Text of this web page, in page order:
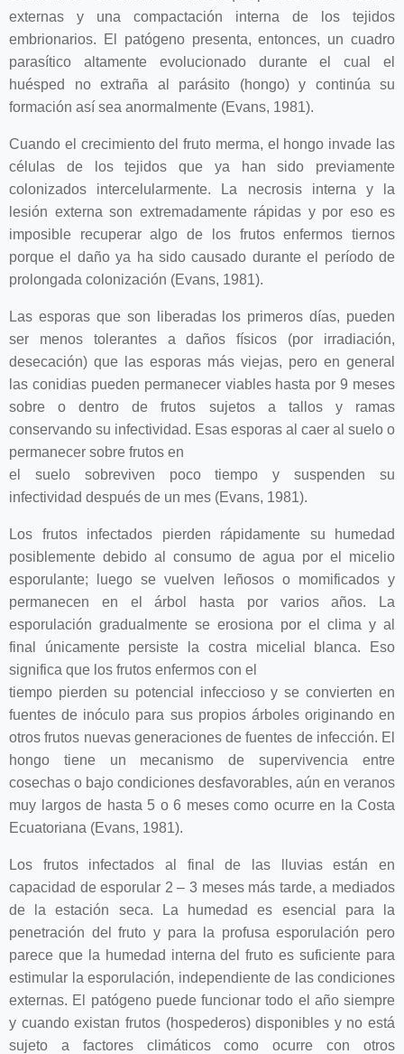
externas y una compactación interna de los tejidos
embrionarios. El patógeno presenta, entonces, un cuadro
parasítico altamente evolucionado durante el cual el
huésped no extraña al parásito (hongo) y continúa su
formación así sea anormalmente (Evans, 1981).
Cuando el crecimiento del fruto merma, el hongo invade las
células de los tejidos que ya han sido previamente
colonizados intercelularmente. La necrosis interna y la
lesión externa son extremadamente rápidas y por eso es
imposible recuperar algo de los frutos enfermos tiernos
porque el daño ya ha sido causado durante el período de
prolongada colonización (Evans, 1981).
Las esporas que son liberadas los primeros días, pueden
ser menos tolerantes a daños físicos (por irradiación,
desecación) que las esporas más viejas, pero en general
las conidias pueden permanecer viables hasta por 9 meses
sobre o dentro de frutos sujetos a tallos y ramas
conservando su infectividad. Esas esporas al caer al suelo o
permanecer sobre frutos en
el suelo sobreviven poco tiempo y suspenden su
infectividad después de un mes (Evans, 1981).
Los frutos infectados pierden rápidamente su humedad
posiblemente debido al consumo de agua por el micelio
esporulante; luego se vuelven leñosos o momificados y
permanecen en el árbol hasta por varios años. La
esporulación gradualmente se erosiona por el clima y al
final únicamente persiste la costra micelial blanca. Eso
significa que los frutos enfermos con el
tiempo pierden su potencial infeccioso y se convierten en
fuentes de inóculo para sus propios árboles originando en
otros frutos nuevas generaciones de fuentes de infección. El
hongo tiene un mecanismo de supervivencia entre
cosechas o bajo condiciones desfavorables, aún en veranos
muy largos de hasta 5 o 6 meses como ocurre en la Costa
Ecuatoriana (Evans, 1981).
Los frutos infectados al final de las lluvias están en
capacidad de esporular 2 – 3 meses más tarde, a mediados
de la estación seca. La humedad es esencial para la
penetración del fruto y para la profusa esporulación pero
parece que la humedad interna del fruto es suficiente para
estimular la esporulación, independiente de las condiciones
externas. El patógeno puede funcionar todo el año siempre
y cuando existan frutos (hospederos) disponibles y no está
sujeto a factores climáticos como ocurre con otros